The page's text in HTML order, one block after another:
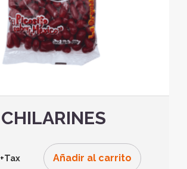
CHILARINES
+Tax Añadir al carrito